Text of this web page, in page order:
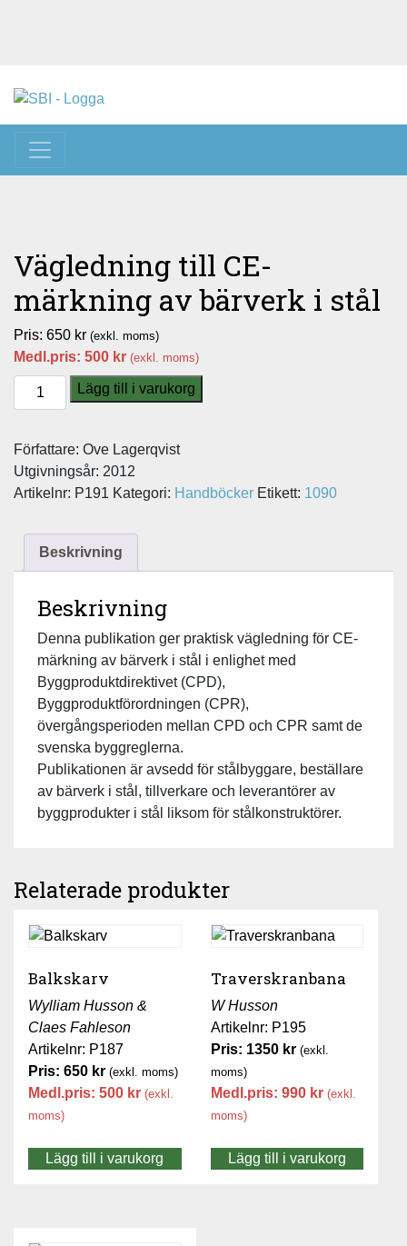
Toggle navigation
Vägledning till CE-
märkning av bärverk i stål
Pris: 650 kr (exkl. moms)
Medl.pris: 500 kr (exkl. moms)
Vägledning
till
märkning
av
bärverk
stål
mängd
Lägg till i varukorg
Författare: Ove Lagerqvist
Utgivningsår: 2012
Artikelnr: P191 Kategori: Handböcker Etikett: 1090
Beskrivning
Beskrivning
Denna publikation ger praktisk vägledning för CE-
märkning av bärverk i stål i enlighet med
Byggproduktdirektivet (CPD),
Byggproduktförordningen (CPR),
övergångsperioden mellan CPD och CPR samt de
svenska byggreglerna.
Publikationen är avsedd för stålbyggare, beställare
av bärverk i stål, tillverkare och leverantörer av
byggprodukter i stål liksom för stålkonstruktörer.
Relaterade produkter
Balkskarv
Wylliam Husson &
Claes Fahleson
Artikelnr: P187
Pris: 650 kr (exkl. moms)
Medl.pris: 500 kr (exkl.
moms)
Lägg till i varukorg
Traverskranbana
W Husson
Artikelnr: P195
Pris: 1350 kr (exkl.
moms)
Medl.pris: 990 kr (exkl.
moms)
Lägg till i varukorg